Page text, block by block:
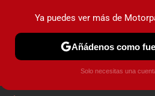
PRUEBAS INDUSTRIA HOY
Ya puedes ver más de
Añádenos como
Solo necesitas una